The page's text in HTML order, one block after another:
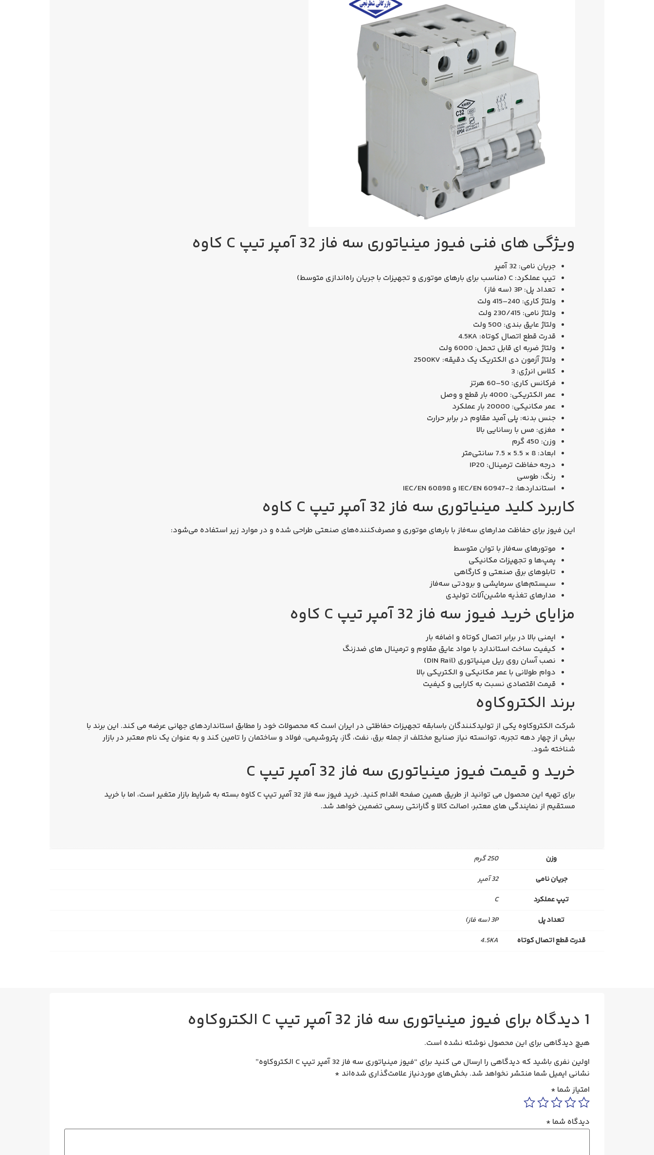
ویژگی‌ های فنی فیوز مینیاتوری سه فاز 32 آمپر تیپ C کاوه
جریان نامی: 32 آمپر
تیپ عملکرد: C (مناسب برای بارهای موتوری و تجهیزات با جریان راه‌اندازی متوسط)
تعداد پل: 3P (سه‌ فاز)
ولتاژ کاری: 240–415 ولت
ولتاژ نامی: 230/415 ولت
ولتاژ عایق‌ بندی: 500 ولت
قدرت قطع اتصال کوتاه: 4.5KA
ولتاژ ضربه‌ ای قابل تحمل: 6000 ولت
ولتاژ آزمون دی‌ الکتریک یک دقیقه: 2500KV
کلاس انرژی: 3
فرکانس کاری: 50–60 هرتز
عمر الکتریکی: 4000 بار قطع و وصل
عمر مکانیکی: 20000 بار عملکرد
جنس بدنه: پلی‌ آمید مقاوم در برابر حرارت
مغزی: مس با رسانایی بالا
وزن: 450 گرم
ابعاد: 8 × 5.5 × 7.5 سانتی‌متر
درجه حفاظت ترمینال: IP20
رنگ: طوسی
استانداردها: IEC/EN 60947-2 و IEC/EN 60898
کاربرد کلید مینیاتوری سه فاز 32 آمپر تیپ C کاوه
این فیوز برای حفاظت مدارهای سه‌فاز با بارهای موتوری و مصرف‌کننده‌های صنعتی طراحی شده و در موارد زیر استفاده می‌شود:
موتورهای سه‌فاز با توان متوسط
پمپ‌ها و تجهیزات مکانیکی
تابلوهای برق صنعتی و کارگاهی
سیستم‌های سرمایشی و برودتی سه‌فاز
مدارهای تغذیه ماشین‌آلات تولیدی
مزایای خرید فیوز سه فاز 32 آمپر تیپ C کاوه
ایمنی بالا در برابر اتصال کوتاه و اضافه‌ بار
کیفیت ساخت استاندارد با مواد عایق مقاوم و ترمینال‌ های ضدزنگ
نصب آسان روی ریل مینیاتوری (DIN Rail)
دوام طولانی با عمر مکانیکی و الکتریکی بالا
قیمت اقتصادی نسبت به کارایی و کیفیت
برند الکتروکاوه
شرکت الکتروکاوه یکی از تولیدکنندگان باسابقه تجهیزات حفاظتی در ایران است که محصولات خود را مطابق استانداردهای جهانی عرضه می‌ کند. این برند با
بیش از چهار دهه تجربه، توانسته نیاز صنایع مختلف از جمله برق، نفت، گاز، پتروشیمی، فولاد و ساختمان را تامین کند و به‌ عنوان یک نام معتبر در بازار
شناخته شود.
خرید و قیمت فیوز مینیاتوری سه فاز 32 آمپر تیپ C
برای تهیه این محصول می‌ توانید از طریق همین صفحه اقدام کنید. خرید فیوز سه فاز 32 آمپر تیپ C کاوه
بسته به شرایط بازار متغیر است، اما با خرید
مستقیم از نمایندگی‌ های معتبر، اصالت کالا و گارانتی رسمی تضمین خواهد شد.
وزن
250 گرم
جریان نامی
32 آمپر
تیپ عملکرد
C
تعداد پل
3P (سه‌ فاز)
قدرت قطع اتصال کوتاه
4.5KA
1 دیدگاه برای فیوز مینیاتوری سه فاز 32 آمپر تیپ C الکتروکاوه
هیچ دیدگاهی برای این محصول نوشته نشده است.
اولین نفری باشید که دیدگاهی را ارسال می کنید برای “فیوز مینیاتوری سه فاز 32 آمپر تیپ C الکتروکاوه”
نشانی ایمیل شما منتشر نخواهد شد. بخش‌های موردنیاز علامت‌گذاری شده‌اند *
امتیاز شما *
دیدگاه شما *